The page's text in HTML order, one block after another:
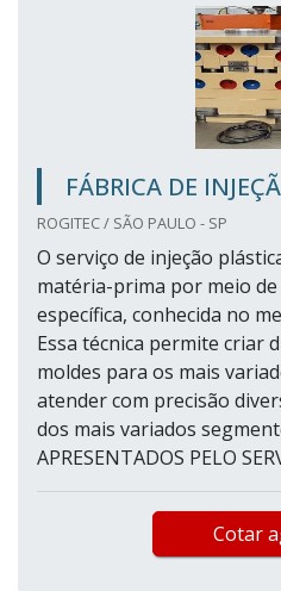
FÁBRICA DE
ROGITEC / SÃO PAULO - SP
O serviço de injeção
matéria-prima por meio
específica, conhecida no
Essa técnica permite criar
moldes para os mais
atender com precisão
dos mais variados
APRESENTADOS PELO
Cotar